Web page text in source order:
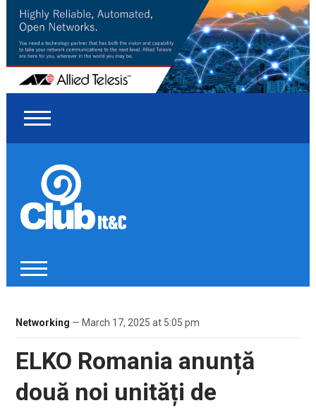
Networking — March 17, 2025 at 5:05 pm
ELKO Romania anunță
două noi unități de